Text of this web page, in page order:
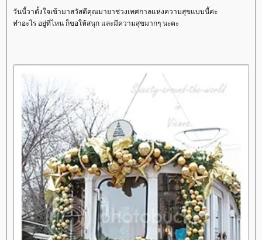
วันนี้วาตั้งใจเข้ามาสวัสดีคุณมายาช่วงเทศกาลแห่งความสุขแบบนี้ค่ะ
ทำอะไร อยู่ที่ไหน ก็ขอให้สนุก และมีความสุขมากๆ นะคะ